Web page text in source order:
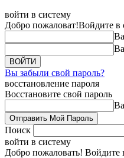
войти в систему
Добро пожаловат!Войдите в
Вы забыли свой пароль?
восстановление пароля
Восстановите свой пароль
Поиск
войти в систему
Добро пожаловать! Войдите